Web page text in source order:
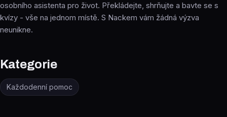
osobního asistenta pro život. Překládejte, shrňujte a bavte se s
kvízy - vše na jednom místě. S Nackem vám žádná výzva
neunikne.
Kategorie
Každodenní pomoc